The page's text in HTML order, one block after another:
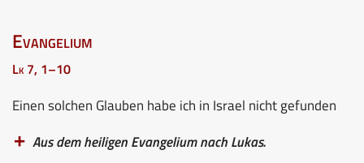
Evangelium
Lk 7, 1–10
Einen solchen Glauben habe ich in Israel nicht gefunden
Aus dem heiligen Evangelium nach Lukas.